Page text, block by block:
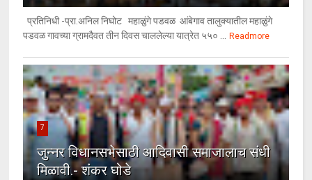
प्रतिनिधी -प्रा.अनिल निघोट महाळुंगे पडवळ आंबेगाव तालुक्यातील महाळुंगे
पडवळ गावच्या ग्रामदैवत तीन दिवस चाललेल्या यात्रेत ५५० ... Readmore
7
जुन्नर विधानसभेसाठी आदिवासी समाजालाच संधी
मिळावी.- शंकर घोडे